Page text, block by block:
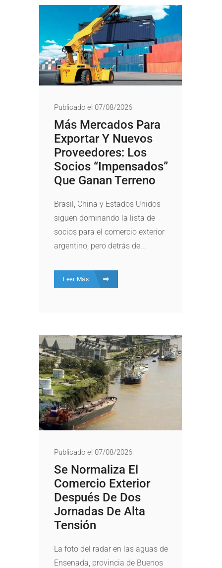
Publicado el 07/08/2026
Más Mercados Para
Exportar Y Nuevos
Proveedores: Los
Socios “impensados”
Que Ganan Terreno
Brasil, China y Estados Unidos
siguen dominando la lista de
socios para el comercio exterior
argentino, pero detrás de...
Leer Más
Publicado el 07/08/2026
Se Normaliza El
Comercio Exterior
Después De Dos
Jornadas De Alta
Tensión
La foto del radar en las aguas de
Ensenada, provincia de Buenos